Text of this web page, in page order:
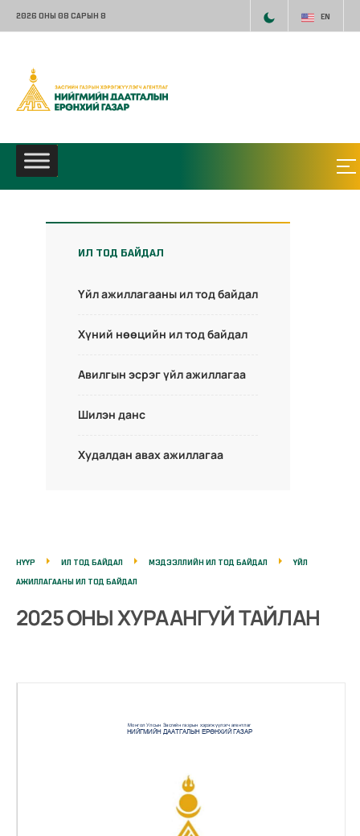
2026 ОНЫ 08 САРЫН 8 EN
ИЛ ТОД БАЙДАЛ
Үйл ажиллагааны ил тод байдал
Хүний нөөцийн ил тод байдал
Авилгын эсрэг үйл ажиллагаа
Шилэн данс
Худалдан авах ажиллагаа
НҮҮР ИЛ ТОД БАЙДАЛ МЭДЭЭЛЛИЙН ИЛ ТОД БАЙДАЛ
ҮЙЛ
АЖИЛЛАГААНЫ ИЛ ТОД БАЙДАЛ
2025 ОНЫ ХУРААНГУЙ ТАЙЛАН